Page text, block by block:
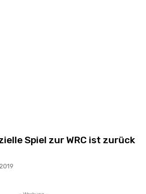
Spiel zur WRC ist zurück